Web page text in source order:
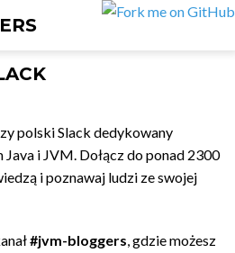
polski Slack dedykowany
i JVM. Dołącz do ponad 2300
i poznawaj ludzi ze swojej
#jvm-bloggers, gdzie możesz